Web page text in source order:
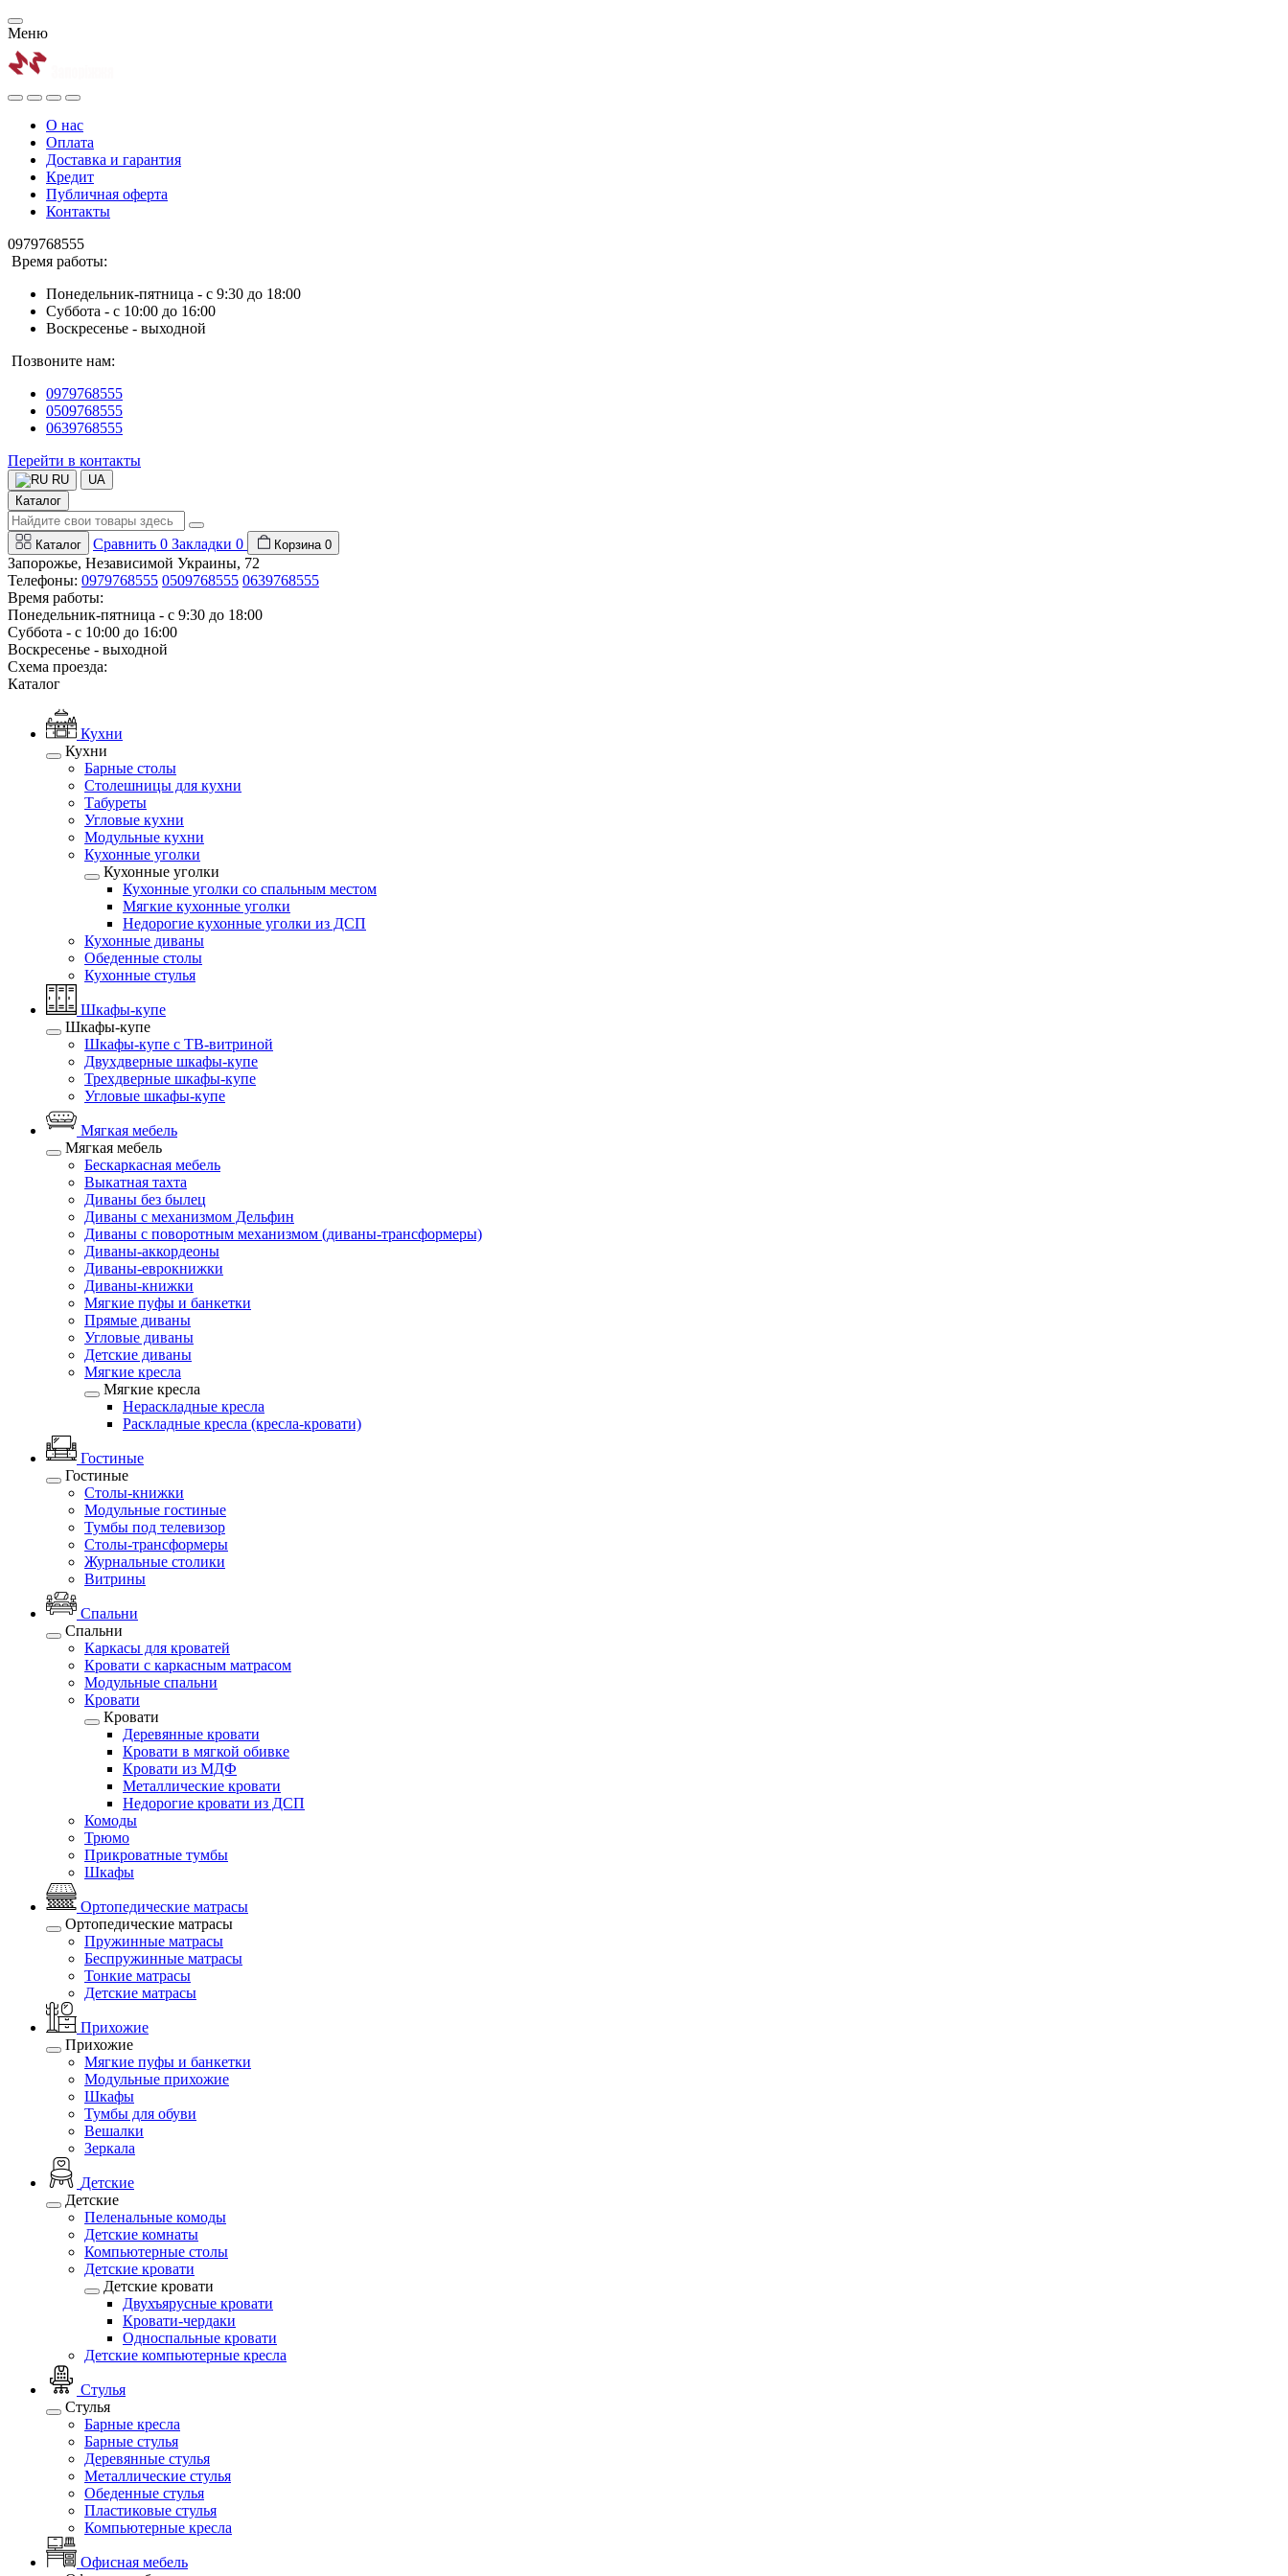
Меню
О нас
Оплата
Доставка и гарантия
Кредит
Публичная оферта
Контакты
0979768555
Время работы:
Понедельник-пятница - с 9:30 до 18:00
Суббота - с 10:00 до 16:00
Воскресенье - выходной
Позвоните нам:
0979768555
0509768555
0639768555
Перейти в контакты
RU
UA
Каталог
Каталог Сравнить 0 Закладки 0 Корзина 0
Запорожье, Независимой Украины, 72
Телефоны: 0979768555 0509768555 0639768555
Время работы:
Понедельник-пятница - с 9:30 до 18:00
Суббота - с 10:00 до 16:00
Воскресенье - выходной
Схема проезда:
Каталог
Кухни
Кухни
Барные столы
Столешницы для кухни
Табуреты
Угловые кухни
Модульные кухни
Кухонные уголки
Кухонные уголки
Кухонные уголки со спальным местом
Мягкие кухонные уголки
Недорогие кухонные уголки из ДСП
Кухонные диваны
Обеденные столы
Кухонные стулья
Шкафы-купе
Шкафы-купе
Шкафы-купе с ТВ-витриной
Двухдверные шкафы-купе
Трехдверные шкафы-купе
Угловые шкафы-купе
Мягкая мебель
Мягкая мебель
Бескаркасная мебель
Выкатная тахта
Диваны без былец
Диваны с механизмом Дельфин
Диваны с поворотным механизмом (диваны-трансформеры)
Диваны-аккордеоны
Диваны-еврокнижки
Диваны-книжки
Мягкие пуфы и банкетки
Прямые диваны
Угловые диваны
Детские диваны
Мягкие кресла
Мягкие кресла
Нераскладные кресла
Раскладные кресла (кресла-кровати)
Гостиные
Гостиные
Столы-книжки
Модульные гостиные
Тумбы под телевизор
Столы-трансформеры
Журнальные столики
Витрины
Спальни
Спальни
Каркасы для кроватей
Кровати с каркасным матрасом
Модульные спальни
Кровати
Кровати
Деревянные кровати
Кровати в мягкой обивке
Кровати из МДФ
Металлические кровати
Недорогие кровати из ДСП
Комоды
Трюмо
Прикроватные тумбы
Шкафы
Ортопедические матрасы
Ортопедические матрасы
Пружинные матрасы
Беспружинные матрасы
Тонкие матрасы
Детские матрасы
Прихожие
Прихожие
Мягкие пуфы и банкетки
Модульные прихожие
Шкафы
Тумбы для обуви
Вешалки
Зеркала
Детские
Детские
Пеленальные комоды
Детские комнаты
Компьютерные столы
Детские кровати
Детские кровати
Двухъярусные кровати
Кровати-чердаки
Односпальные кровати
Детские компьютерные кресла
Стулья
Стулья
Барные кресла
Барные стулья
Деревянные стулья
Металлические стулья
Обеденные стулья
Пластиковые стулья
Компьютерные кресла
Офисная мебель